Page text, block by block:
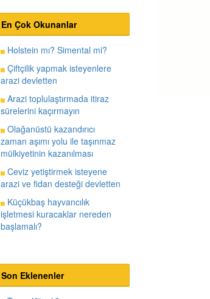
En Çok Okunanlar
Holstein mı? Simental mi?
Çiftçilik yapmak isteyenlere
arazi devletten
Arazi toplulaştırmada itiraz
sürelerini kaçırmayın
Olağanüstü kazandırıcı
zaman aşımı yolu ile taşınmaz
mülkiyetinin kazanılması
Ceviz yetiştirmek isteyene
arazi ve fidan desteği devletten
Küçükbaş hayvancılık
işletmesi kuracaklar nereden
başlamalı?
Son Eklenenler